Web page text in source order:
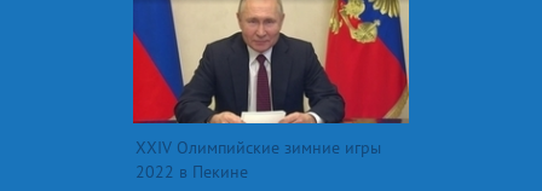
XXIV Олимпийские зимние игры
2022 в Пекине